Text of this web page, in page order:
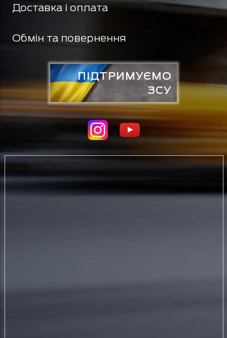
Доставка і оплата
Обмін та повернення
ПІДТРИМУЄМО
ЗСУ